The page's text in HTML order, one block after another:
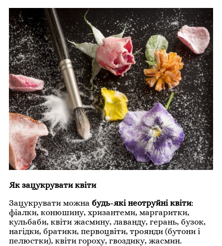
Як зацукрувати квіти
Зацукрувати можна будь-які неотруйні квіти:
фіалки, конюшину, хризантеми, маргаритки,
кульбаби, квіти жасмину, лаванду, герань, бузок,
нагідки, братики, первоцвіти, троянди (бутони і
пелюстки), квіти гороху, гвоздику, жасмин.